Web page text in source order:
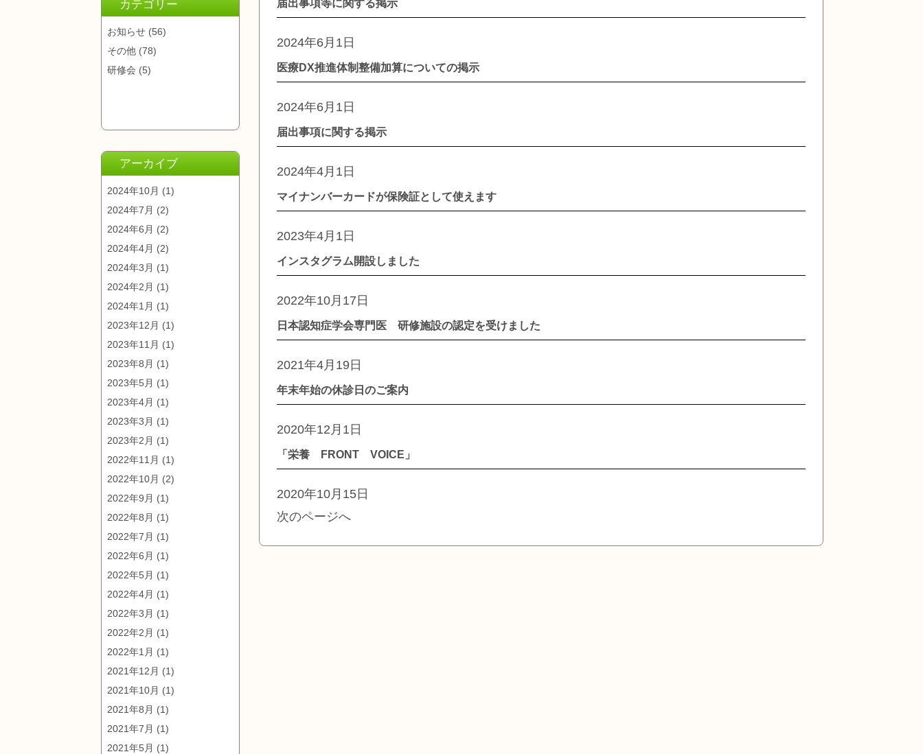
カテゴリー
お知らせ (56)
その他 (78)
研修会 (5)
アーカイブ
2024年10月 (1)
2024年7月 (2)
2024年6月 (2)
2024年4月 (2)
2024年3月 (1)
2024年2月 (1)
2024年1月 (1)
2023年12月 (1)
2023年11月 (1)
2023年8月 (1)
2023年5月 (1)
2023年4月 (1)
2023年3月 (1)
2023年2月 (1)
2022年11月 (1)
2022年10月 (2)
2022年9月 (1)
2022年8月 (1)
2022年7月 (1)
2022年6月 (1)
2022年5月 (1)
2022年4月 (1)
2022年3月 (1)
2022年2月 (1)
2022年1月 (1)
2021年12月 (1)
2021年10月 (1)
2021年8月 (1)
2021年7月 (1)
2021年5月 (1)
届出事項等に関する掲示
2024年6月1日
医療DX推進体制整備加算についての掲示
2024年6月1日
届出事項に関する掲示
2024年4月1日
マイナンバーカードが保険証として使えます
2023年4月1日
インスタグラム開設しました
2022年10月17日
日本認知症学会専門医 研修施設の認定を受けました
2021年4月19日
年末年始の休診日のご案内
2020年12月1日
「栄養 FRONT VOICE」
2020年10月15日
次のページへ